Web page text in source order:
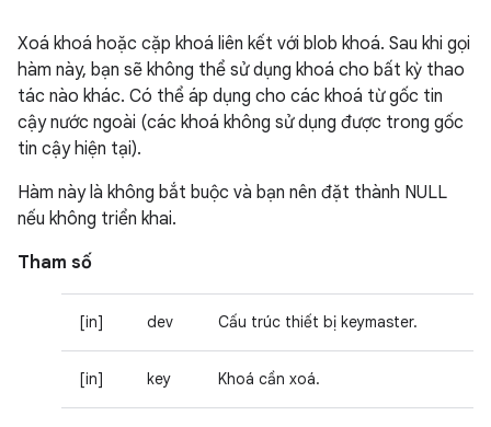
Xoá khoá hoặc cặp khoá liên kết với blob khoá. Sau khi gọi
hàm này, bạn sẽ không thể sử dụng khoá cho bất kỳ thao
tác nào khác. Có thể áp dụng cho các khoá từ gốc tin
cậy nước ngoài (các khoá không sử dụng được trong gốc
tin cậy hiện tại).
Hàm này là không bắt buộc và bạn nên đặt thành NULL
nếu không triển khai.
Tham số
[in] dev Cấu trúc thiết bị keymaster.
[in] key Khoá cần xoá.